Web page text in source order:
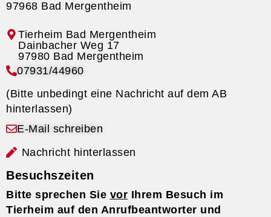
97968 Bad Mergentheim
Tierheim Bad Mergentheim
07931/44960
(Bitte unbedingt eine Nachricht auf dem AB
hinterlassen)
E-Mail schreiben
Nachricht hinterlassen
Besuchszeiten
Bitte sprechen Sie vor Ihrem Besuch im
Tierheim auf den Anrufbeantworter und